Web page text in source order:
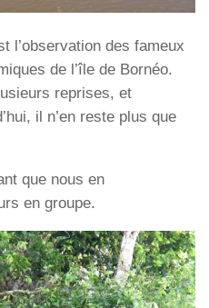
l’observation des fameux
de l’île de Bornéo.
reprises, et
il n’en reste plus que
que nous en
en groupe.